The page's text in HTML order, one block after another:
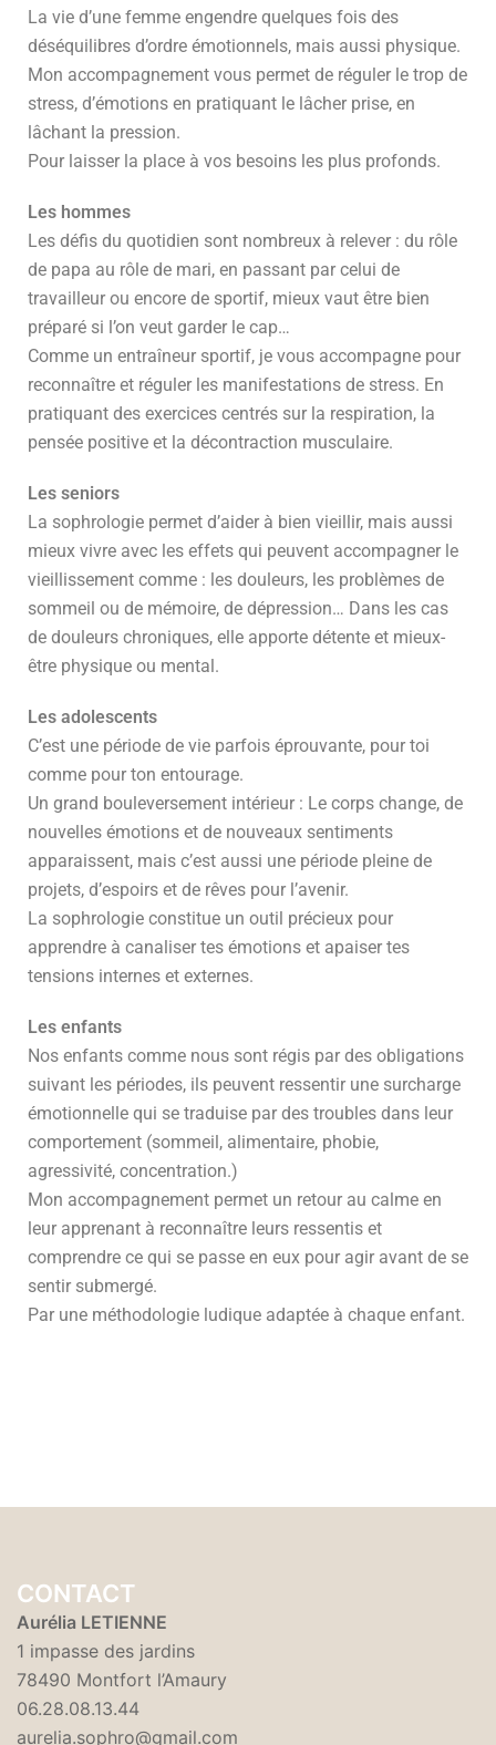
La vie d’une femme engendre quelques fois des
déséquilibres d’ordre émotionnels, mais aussi physique.
Mon accompagnement vous permet de réguler le trop de
stress, d’émotions en pratiquant le lâcher prise, en
lâchant la pression.
Pour laisser la place à vos besoins les plus profonds.
Les hommes
Les défis du quotidien sont nombreux à relever : du rôle
de papa au rôle de mari, en passant par celui de
travailleur ou encore de sportif, mieux vaut être bien
préparé si l’on veut garder le cap…
Comme un entraîneur sportif, je vous accompagne pour
reconnaître et réguler les manifestations de stress. En
pratiquant des exercices centrés sur la respiration, la
pensée positive et la décontraction musculaire.
Les seniors
La sophrologie permet d’aider à bien vieillir, mais aussi
mieux vivre avec les effets qui peuvent accompagner le
vieillissement comme : les douleurs, les problèmes de
sommeil ou de mémoire, de dépression… Dans les cas
de douleurs chroniques, elle apporte détente et mieux-
être physique ou mental.
Les adolescents
C’est une période de vie parfois éprouvante, pour toi
comme pour ton entourage.
Un grand bouleversement intérieur : Le corps change, de
nouvelles émotions et de nouveaux sentiments
apparaissent, mais c’est aussi une période pleine de
projets, d’espoirs et de rêves pour l’avenir.
La sophrologie constitue un outil précieux pour
apprendre à canaliser tes émotions et apaiser tes
tensions internes et externes.
Les enfants
Nos enfants comme nous sont régis par des obligations
suivant les périodes, ils peuvent ressentir une surcharge
émotionnelle qui se traduise par des troubles dans leur
comportement (sommeil, alimentaire, phobie,
agressivité, concentration.)
Mon accompagnement permet un retour au calme en
leur apprenant à reconnaître leurs ressentis et
comprendre ce qui se passe en eux pour agir avant de se
sentir submergé.
Par une méthodologie ludique adaptée à chaque enfant.
CONTACT
Aurélia LETIENNE
1 impasse des jardins
78490 Montfort l’Amaury
06.28.08.13.44
aurelia.sophro@gmail.com